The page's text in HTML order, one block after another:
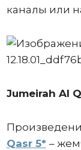
каналы или
Jumeirah Al
Qasr5* –